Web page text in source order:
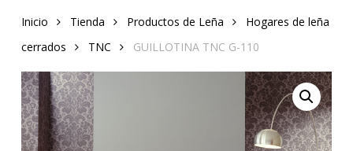
Inicio Tienda Productos de Leña
Hogares de leña
cerrados
TNC GUILLOTINA TNC G-110